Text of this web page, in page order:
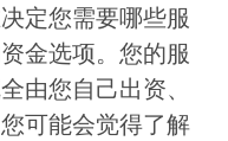
定您需要哪些服
金选项。您的服
由您自己出资、
可能会觉得了解